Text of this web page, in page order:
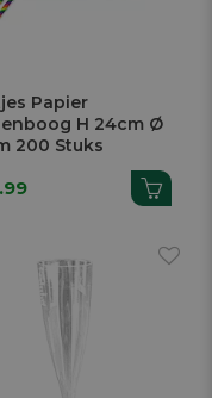
Papier
H 24cm Ø
200 Stuks